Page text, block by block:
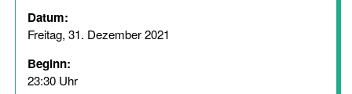
Datum:
Freitag, 31. Dezember 2021
Beginn:
23:30 Uhr